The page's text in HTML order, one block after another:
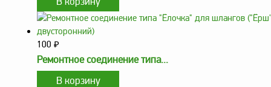
Распродажа
сделать
заказ?
100 ₽
Ремонтное соединение типа...